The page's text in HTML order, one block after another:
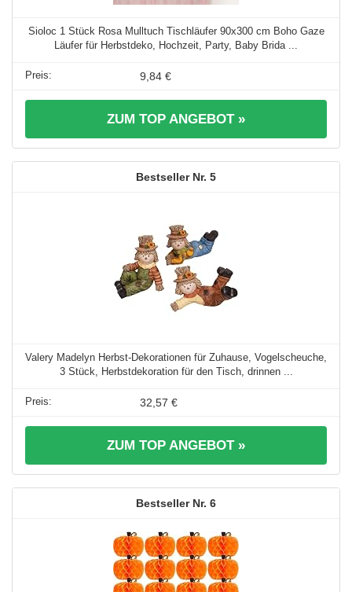
Sioloc 1 Stück Rosa Mulltuch Tischläufer 90x300 cm Boho Gaze
Läufer für Herbstdeko, Hochzeit, Party, Baby Brida ...
9,84 €
ZUM TOP ANGEBOT »
5
Valery Madelyn Herbst-Dekorationen für Zuhause, Vogelscheuche,
3 Stück, Herbstdekoration für den Tisch, drinnen ...
32,57 €
ZUM TOP ANGEBOT »
6